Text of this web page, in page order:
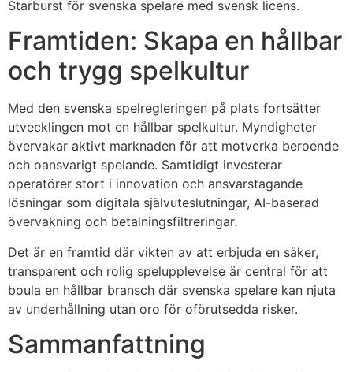
Starburst för svenska spelare med svensk licens.
Framtiden: Skapa en hållbar
och trygg spelkultur
Med den svenska spelregleringen på plats fortsätter
utvecklingen mot en hållbar spelkultur. Myndigheter
övervakar aktivt marknaden för att motverka beroende
och oansvarigt spelande. Samtidigt investerar
operatörer stort i innovation och ansvarstagande
lösningar som digitala självuteslutningar, AI-baserad
övervakning och betalningsfiltreringar.
Det är en framtid där vikten av att erbjuda en säker,
transparent och rolig spelupplevelse är central för att
boula en hållbar bransch där svenska spelare kan njuta
av underhållning utan oro för oförutsedda risker.
Sammanfattning